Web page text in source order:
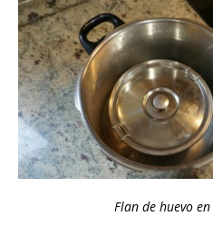
Flan de huevo